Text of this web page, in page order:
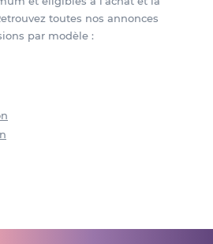
toutes nos annonces
par modèle :